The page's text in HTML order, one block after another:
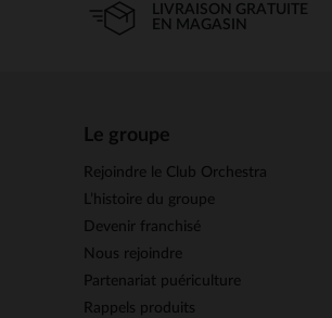
LIVRAISON GRATUITE
EN MAGASIN
Le groupe
Rejoindre le Club Orchestra
L’histoire du groupe
Devenir franchisé
Nous rejoindre
Partenariat puériculture
Rappels produits